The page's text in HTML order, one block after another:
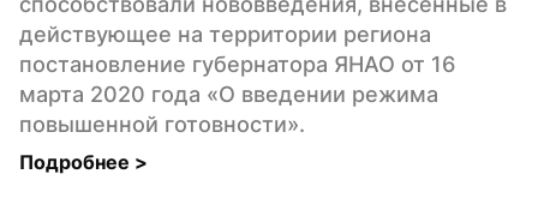
действующее на территории региона
постановление губернатора ЯНАО от 16
марта 2020 года «О введении режима
повышенной готовности».
Подробнее >